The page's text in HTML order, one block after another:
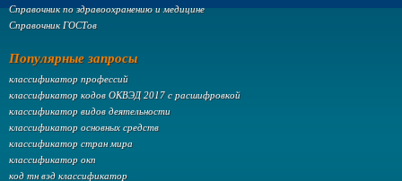
Справочник по здравоохранению и медицине
Справочник ГОСТов
Популярные запросы
классификатор профессий
классификатор кодов ОКВЭД 2017 с расшифровкой
классификатор видов деятельности
классификатор основных средств
классификатор стран мира
классификатор окп
код тн вэд классификатор